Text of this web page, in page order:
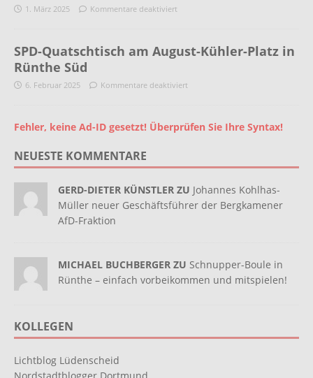
1. März 2025 Kommentare deaktiviert
SPD-Quatschtisch am August-Kühler-Platz in
Rünthe Süd
6. Februar 2025 Kommentare deaktiviert
Fehler, keine Ad-ID gesetzt! Überprüfen Sie Ihre Syntax!
NEUESTE KOMMENTARE
GERD-DIETER KÜNSTLER ZU Johannes Kohlhas-
Müller neuer Geschäftsführer der Bergkamener
AfD-Fraktion
MICHAEL BUCHBERGER ZU Schnupper-Boule in
Rünthe – einfach vorbeikommen und mitspielen!
KOLLEGEN
Lichtblog Lüdenscheid